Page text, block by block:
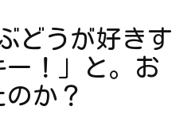
どうが好きす
！」と。お
か？